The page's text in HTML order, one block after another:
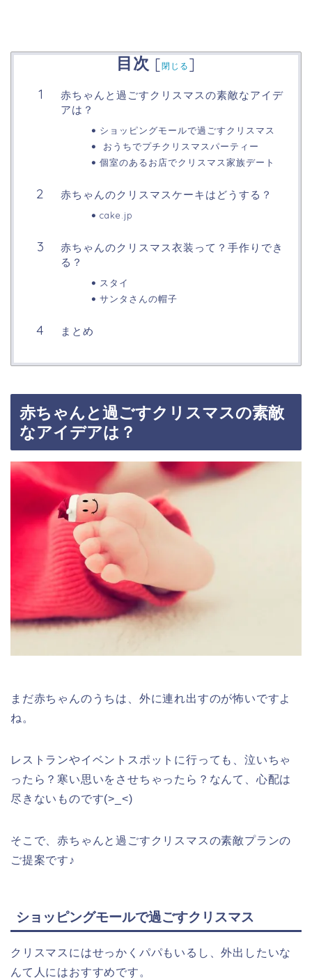
目次 [閉じる ]
赤ちゃんと過ごすクリスマスの素敵なアイデ
アは？
ショッピングモールで過ごすクリスマス
おうちでプチクリスマスパーティー
個室のあるお店でクリスマス家族デート
赤ちゃんのクリスマスケーキはどうする？
cake.jp
赤ちゃんのクリスマス衣装って？手作りでき
る？
スタイ
サンタさんの帽子
まとめ
赤ちゃんと過ごすクリスマスの素敵
なアイデアは？
まだ赤ちゃんのうちは、外に連れ出すのが怖いですよ
ね。
レストランやイベントスポットに行っても、泣いちゃ
ったら？寒い思いをさせちゃったら？なんて、心配は
尽きないものです(>_<)
そこで、赤ちゃんと過ごすクリスマスの素敵プランの
ご提案です♪
ショッピングモールで過ごすクリスマス
クリスマスにはせっかくパパもいるし、外出したいな
んて人にはおすすめです。